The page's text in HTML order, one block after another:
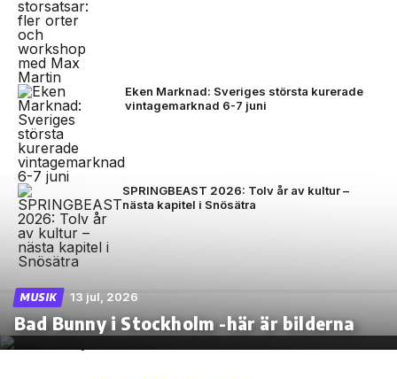
Eken Marknad: Sveriges största kurerade
vintagemarknad 6-7 juni
SPRINGBEAST 2026: Tolv år av kultur –
nästa kapitel i Snösätra
MUSIK 13 jul, 2026
Bad Bunny i Stockholm -här är bilderna